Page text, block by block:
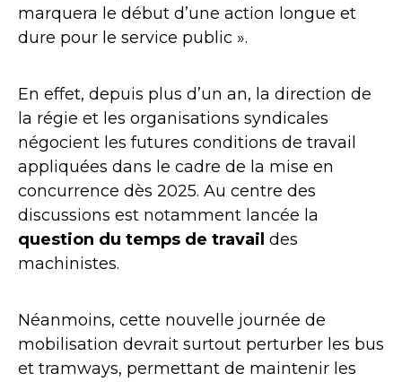
marquera le début d’une action longue et
dure pour le service public ».
En effet, depuis plus d’un an, la direction de
la régie et les organisations syndicales
négocient les futures conditions de travail
appliquées dans le cadre de la mise en
concurrence dès 2025. Au centre des
discussions est notamment lancée la
question du temps de travail des
machinistes.
Néanmoins, cette nouvelle journée de
mobilisation devrait surtout perturber les bus
et tramways, permettant de maintenir les